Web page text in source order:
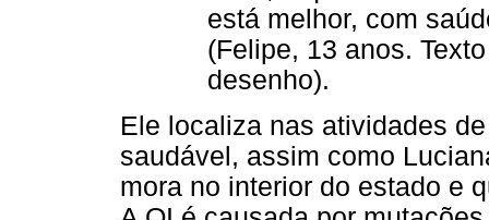
está melhor, com
(Felipe, 13 anos.
desenho).
Ele localiza nas atividades
saudável, assim como
mora no interior do estado e